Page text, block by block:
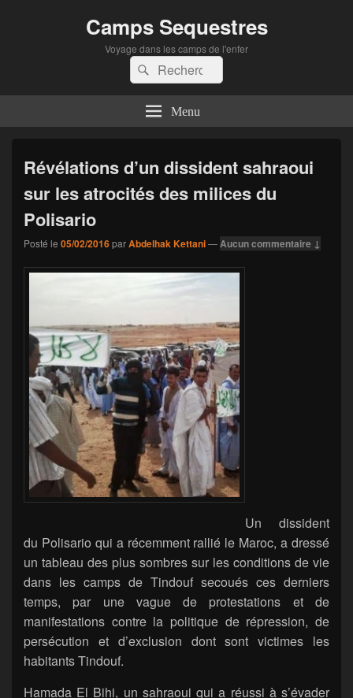
Camps Sequestres
Voyage dans les camps de l'enfer
Recherche :
Rechercher
Menu
Révélations d’un dissident sahraoui
sur les atrocités des milices du
Polisario
Posté le 05/02/2016parAbdelhak Kettani—Aucun commentaire ↓
Un dissident
du Polisario qui a récemment rallié le Maroc, a dressé
un tableau des plus sombres sur les conditions de vie
dans les camps de Tindouf secoués ces derniers
temps, par une vague de protestations et de
manifestations contre la politique de répression, de
persécution et d’exclusion dont sont victimes les
habitants Tindouf.
Hamada El Bihi, un sahraoui qui a réussi à s’évader